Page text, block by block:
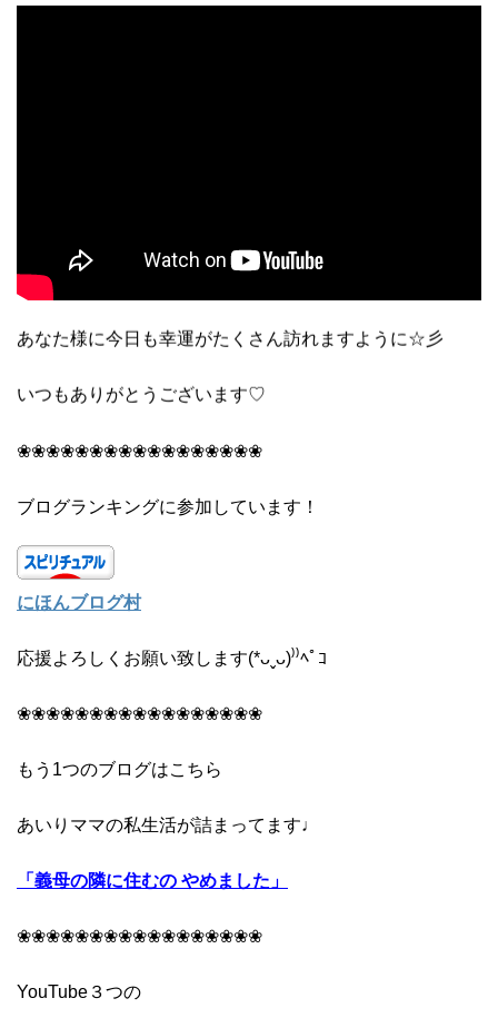
あなた様に今日も幸運がたくさん訪れますように☆彡
いつもありがとうございます♡
❀❀❀❀❀❀❀❀❀❀❀❀❀❀❀❀❀
ブログランキングに参加しています！
にほんブログ村
応援よろしくお願い致します(*ᴗˬᴗ)⁾⁾ﾍﾟｺ
❀❀❀❀❀❀❀❀❀❀❀❀❀❀❀❀❀
もう1つのブログはこちら
あいりママの私生活が詰まってます♩
「義母の隣に住むの やめました」
❀❀❀❀❀❀❀❀❀❀❀❀❀❀❀❀❀
YouTube３つの